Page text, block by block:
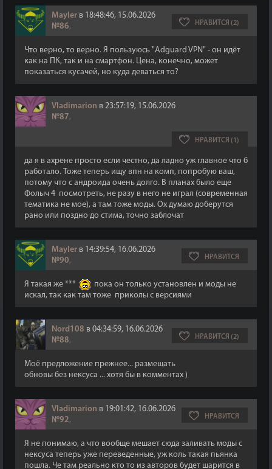
Mayler в 18:48:46, 15.06.2026
№86, НРАВИТСЯ (2)
Что верно, то верно. Я пользуюсь "Adguard VPN" - он идёт
как на ПК, так и на смартфон. Цена, конечно, может
показаться кусачей, но куда деваться то?
Vladimarion в 23:57:19, 15.06.2026
№87,
НРАВИТСЯ (1)
да я в ахрене просто если честно, да ладно уж главное что б
работало. Тоже теперь ищу впн на комп, попробую ваш,
потому что с андроида очень долго. В планах было еще
Фолыч 4 посмотреть, не разу в него не играл (современная
тематика не мое), а там тоже моды. Ох думаю доберутся
рано или поздно до стима, точно заблочат
Mayler в 14:39:54, 16.06.2026
№90, НРАВИТСЯ
Я такая же ***
пока он только установлен и моды не
искал, так как там тоже приколы с версиями
Nord108 в 04:34:59, 16.06.2026
№88, НРАВИТСЯ (2)
Моё предложение прежнее... размещать
обновы без нексуса ... хотя бы в комментах )
Vladimarion в 19:01:42, 16.06.2026
№92, НРАВИТСЯ
Я не понимаю, а что вообще мешает сюда заливать моды с
нексуса теперь уже переведенные, уж коль такая пьянка
пошла. Че там реально кто то из авторов будет шарится в